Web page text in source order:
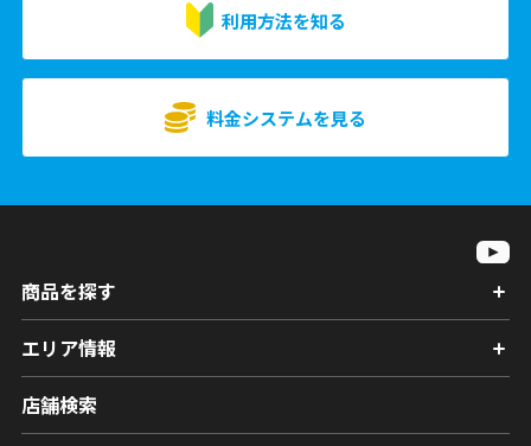
利用方法を知る
料金システムを見る
商品を探す
エリア情報
店舗検索